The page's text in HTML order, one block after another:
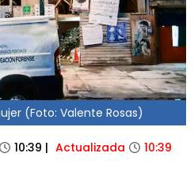
(Foto: Valente Rosas)
10:39 | Actualizada 10:39